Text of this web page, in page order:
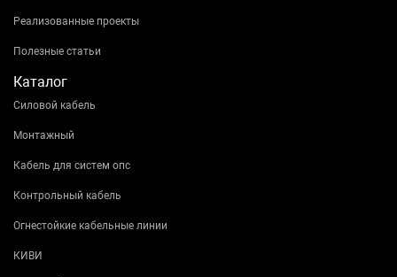
Реализованные проекты
Полезные статьи
Каталог
Силовой кабель
Монтажный
Кабель для систем опс
Контрольный кабель
Огнестойкие кабельные линии
КИВИ